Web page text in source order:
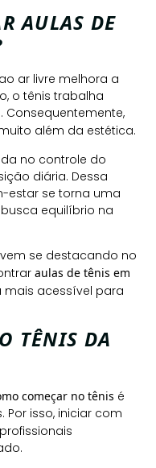
AULAS DE
ar livre melhora a
o tênis trabalha
Consequentemente,
além da estética.
no controle do
diária. Dessa
estar se torna uma
equilíbrio na
se destacando no
aulas de tênis em
acessível para
TÊNIS DA
começar no tênis é
Por isso, iniciar com